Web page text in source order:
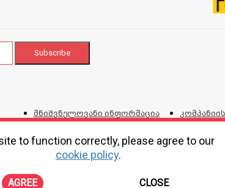
მნიშვნელოვანი ინფორმაცია
გაზქურებთან დაკავშირებით
და
გადაცვლის და დაბრუნების
to function correctly, please agree to our
cookie policy.
AGREE CLOSE